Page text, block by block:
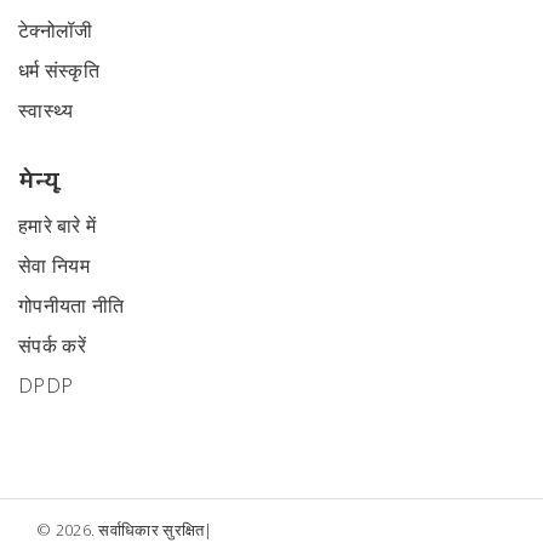
टेक्नोलॉजी
धर्म संस्कृति
स्वास्थ्य
मेन्यू
हमारे बारे में
सेवा नियम
गोपनीयता नीति
संपर्क करें
DPDP
© 2026. सर्वाधिकार सुरक्षित|